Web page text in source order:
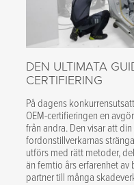
DEN ULTIMATA
CERTIFIERING
På dagens
OEM-certifieringen en
från andra. Den visar att
fordonstillverkarnas
utförs med rätt metoder,
än femtio års erfarenhet
partner till många